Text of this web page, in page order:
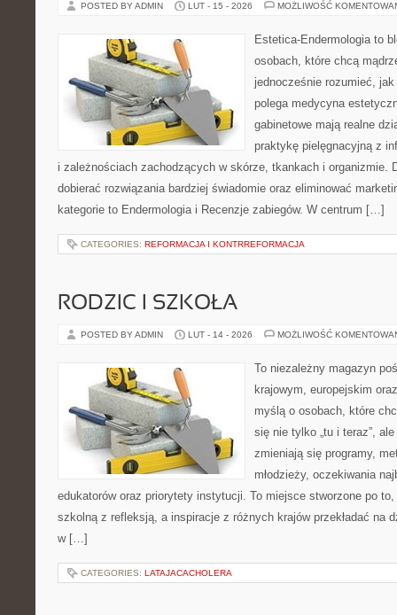
POSTED BY ADMIN LUT - 15 - 2026 MOŻLIWOŚĆ
Estetica-Endermologia to
osobach, które chcą
jednocześnie rozumieć,
polega medycyna
gabinetowe mają realne
praktykę pielęgnacyjną z
i zależnościach zachodzących w skórze, tkankach i organizmie.
dobierać rozwiązania bardziej świadomie oraz eliminować
kategorie to Endermologia i Recenzje zabiegów. W centrum […]
CATEGORIES: REFORMACJA I KONTRREFORMACJA
RODZIC I SZKOŁA
POSTED BY ADMIN LUT - 14 - 2026 MOŻLIWOŚĆ
To niezależny magazyn
krajowym, europejskim
myślą o osobach, które
się nie tylko „tu i teraz”,
zmieniają się programy,
młodzieży, oczekiwania
edukatorów oraz priorytety instytucji. To miejsce stworzone po
szkolną z refleksją, a inspiracje z różnych krajów przekładać na
w […]
CATEGORIES: LATAJACACHOLERA